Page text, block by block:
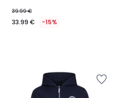
39.99 €
33.99 € -15%